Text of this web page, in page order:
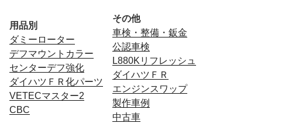
用品別
ダミーローター
デフマウントカラー
センターデフ強化
ダイハツＦＲ化パーツ
VETECマスター2
CBC
その他
車検・整備・鈑金
公認車検
L880Kリフレッシュ
ダイハツＦＲ
エンジンスワップ
製作車例
中古車